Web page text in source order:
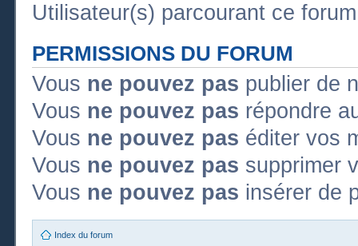
Utilisateur(s) parcourant ce
PERMISSIONS DU FORUM
Vous ne pouvez pas publier de
Vous ne pouvez pas répondre
Vous ne pouvez pas éditer vos
Vous ne pouvez pas supprimer
Vous ne pouvez pas insérer de
Index du forum